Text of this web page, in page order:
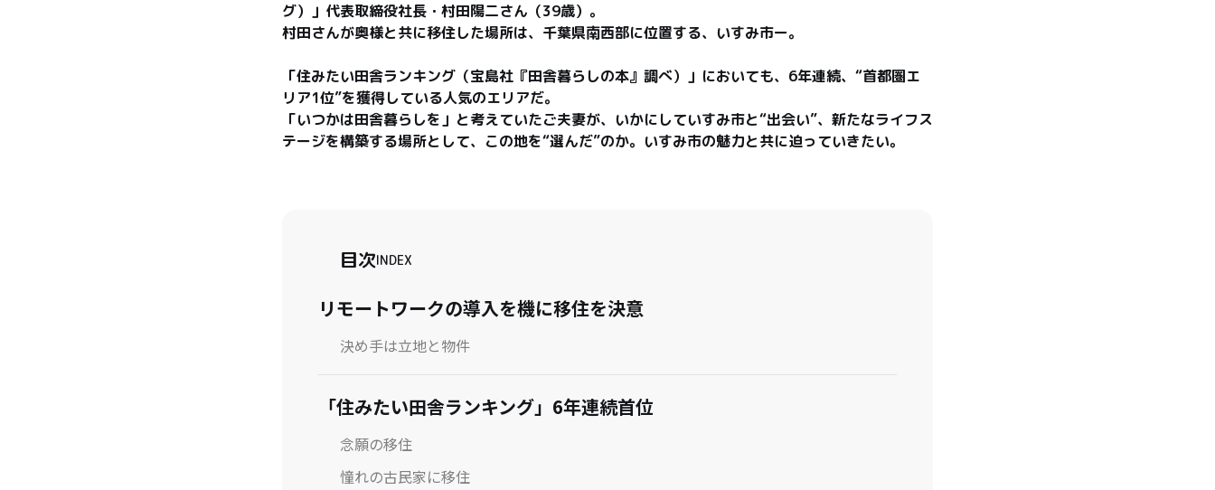
グ）」代表取締役社長・村田陽二さん（39歳）。
村田さんが奥様と共に移住した場所は、千葉県南西部に位置する、いすみ市ー。
「住みたい田舎ランキング（宝島社『田舎暮らしの本』調べ）」においても、6年連続、“首都圏エ
リア1位”を獲得している人気のエリアだ。
「いつかは田舎暮らしを」と考えていたご夫妻が、いかにしていすみ市と“出会い”、新たなライフス
テージを構築する場所として、この地を“選んだ”のか。いすみ市の魅力と共に迫っていきたい。
目次INDEX
リモートワークの導入を機に移住を決意
決め手は立地と物件
「住みたい田舎ランキング」6年連続首位
念願の移住
憧れの古民家に移住